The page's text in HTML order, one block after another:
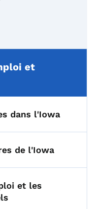
et
dans l'Iowa
de l'Iowa
et les